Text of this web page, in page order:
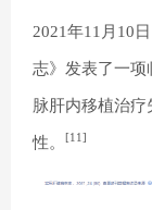
2021年11月10
志》发表了一项
脉肝内移植治
性。 [11]